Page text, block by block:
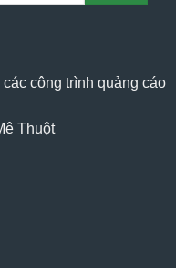
công trình quảng cáo
Thuột